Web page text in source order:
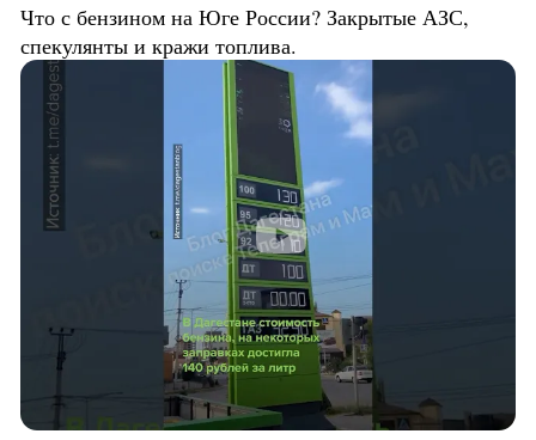
Что с бензином на Юге России? Закрытые АЗС,
спекулянты и кражи топлива.